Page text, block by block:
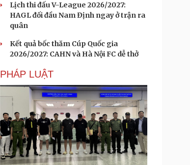
Lịch thi đấu V-League 2026/2027:
HAGL đối đầu Nam Định ngay ở trận ra
quân
Kết quả bốc thăm Cúp Quốc gia
2026/2027: CAHN và Hà Nội FC dễ thở
PHÁP LUẬT